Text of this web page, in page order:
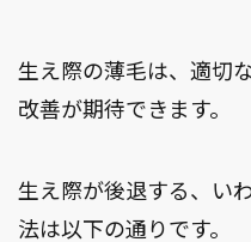
生え際の薄毛は、適切
改善が期待できます。
生え際が後退する、い
法は以下の通りです。